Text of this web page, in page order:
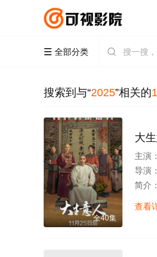
 全部分类 
搜索到与“2025”相关的
全40集
大
主演：
导演：
简介：
查看